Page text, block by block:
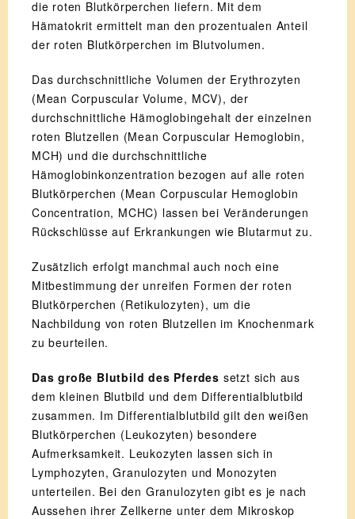
die roten Blutkörperchen liefern. Mit dem
Hämatokrit ermittelt man den prozentualen Anteil
der roten Blutkörperchen im Blutvolumen.
Das durchschnittliche Volumen der Erythrozyten
(Mean Corpuscular Volume, MCV), der
durchschnittliche Hämoglobingehalt der einzelnen
roten Blutzellen (Mean Corpuscular Hemoglobin,
MCH) und die durchschnittliche
Hämoglobinkonzentration bezogen auf alle roten
Blutkörperchen (Mean Corpuscular Hemoglobin
Concentration, MCHC) lassen bei Veränderungen
Rückschlüsse auf Erkrankungen wie Blutarmut zu.
Zusätzlich erfolgt manchmal auch noch eine
Mitbestimmung der unreifen Formen der roten
Blutkörperchen (Retikulozyten), um die
Nachbildung von roten Blutzellen im Knochenmark
zu beurteilen.
Das große Blutbild des Pferdes setzt sich aus
dem kleinen Blutbild und dem Differentialblutbild
zusammen. Im Differentialblutbild gilt den weißen
Blutkörperchen (Leukozyten) besondere
Aufmerksamkeit. Leukozyten lassen sich in
Lymphozyten, Granulozyten und Monozyten
unterteilen. Bei den Granulozyten gibt es je nach
Aussehen ihrer Zellkerne unter dem Mikroskop